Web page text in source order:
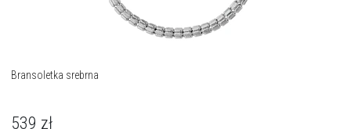
Bransoletka srebrna
539 zł